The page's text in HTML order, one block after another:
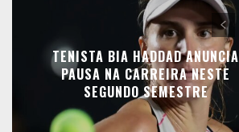
TENISTA BIA HADDAD ANUNCIA
PAUSA NA CARREIRA NESTE
SEGUNDO SEMESTRE